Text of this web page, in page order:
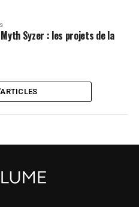
Myth Syzer : les projets de la